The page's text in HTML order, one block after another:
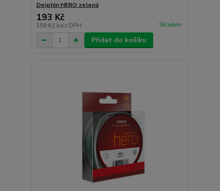
Delphin HERO zelená
193 Kč
159 Kč bez DPH Skladem
Přidat do košíku